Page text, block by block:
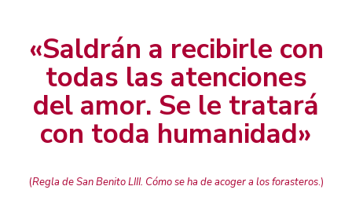
«Saldrán a recibirle con
todas las atenciones
del amor. Se le tratará
con toda humanidad»
(Regla de San Benito LIII. Cómo se ha de acoger a los forasteros.)